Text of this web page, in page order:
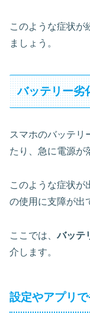
このような症状が
ましょう。
バッテリー劣
スマホのバッテリ
たり、急に電源が
このような症状が
の使用に支障が出
ここでは、バッテ
介します。
設定やアプリ